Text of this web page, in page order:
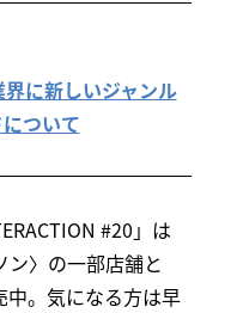
に新しいジャンル
ついて
#20」は
ン〉の一部店舗と
中。気になる方は早